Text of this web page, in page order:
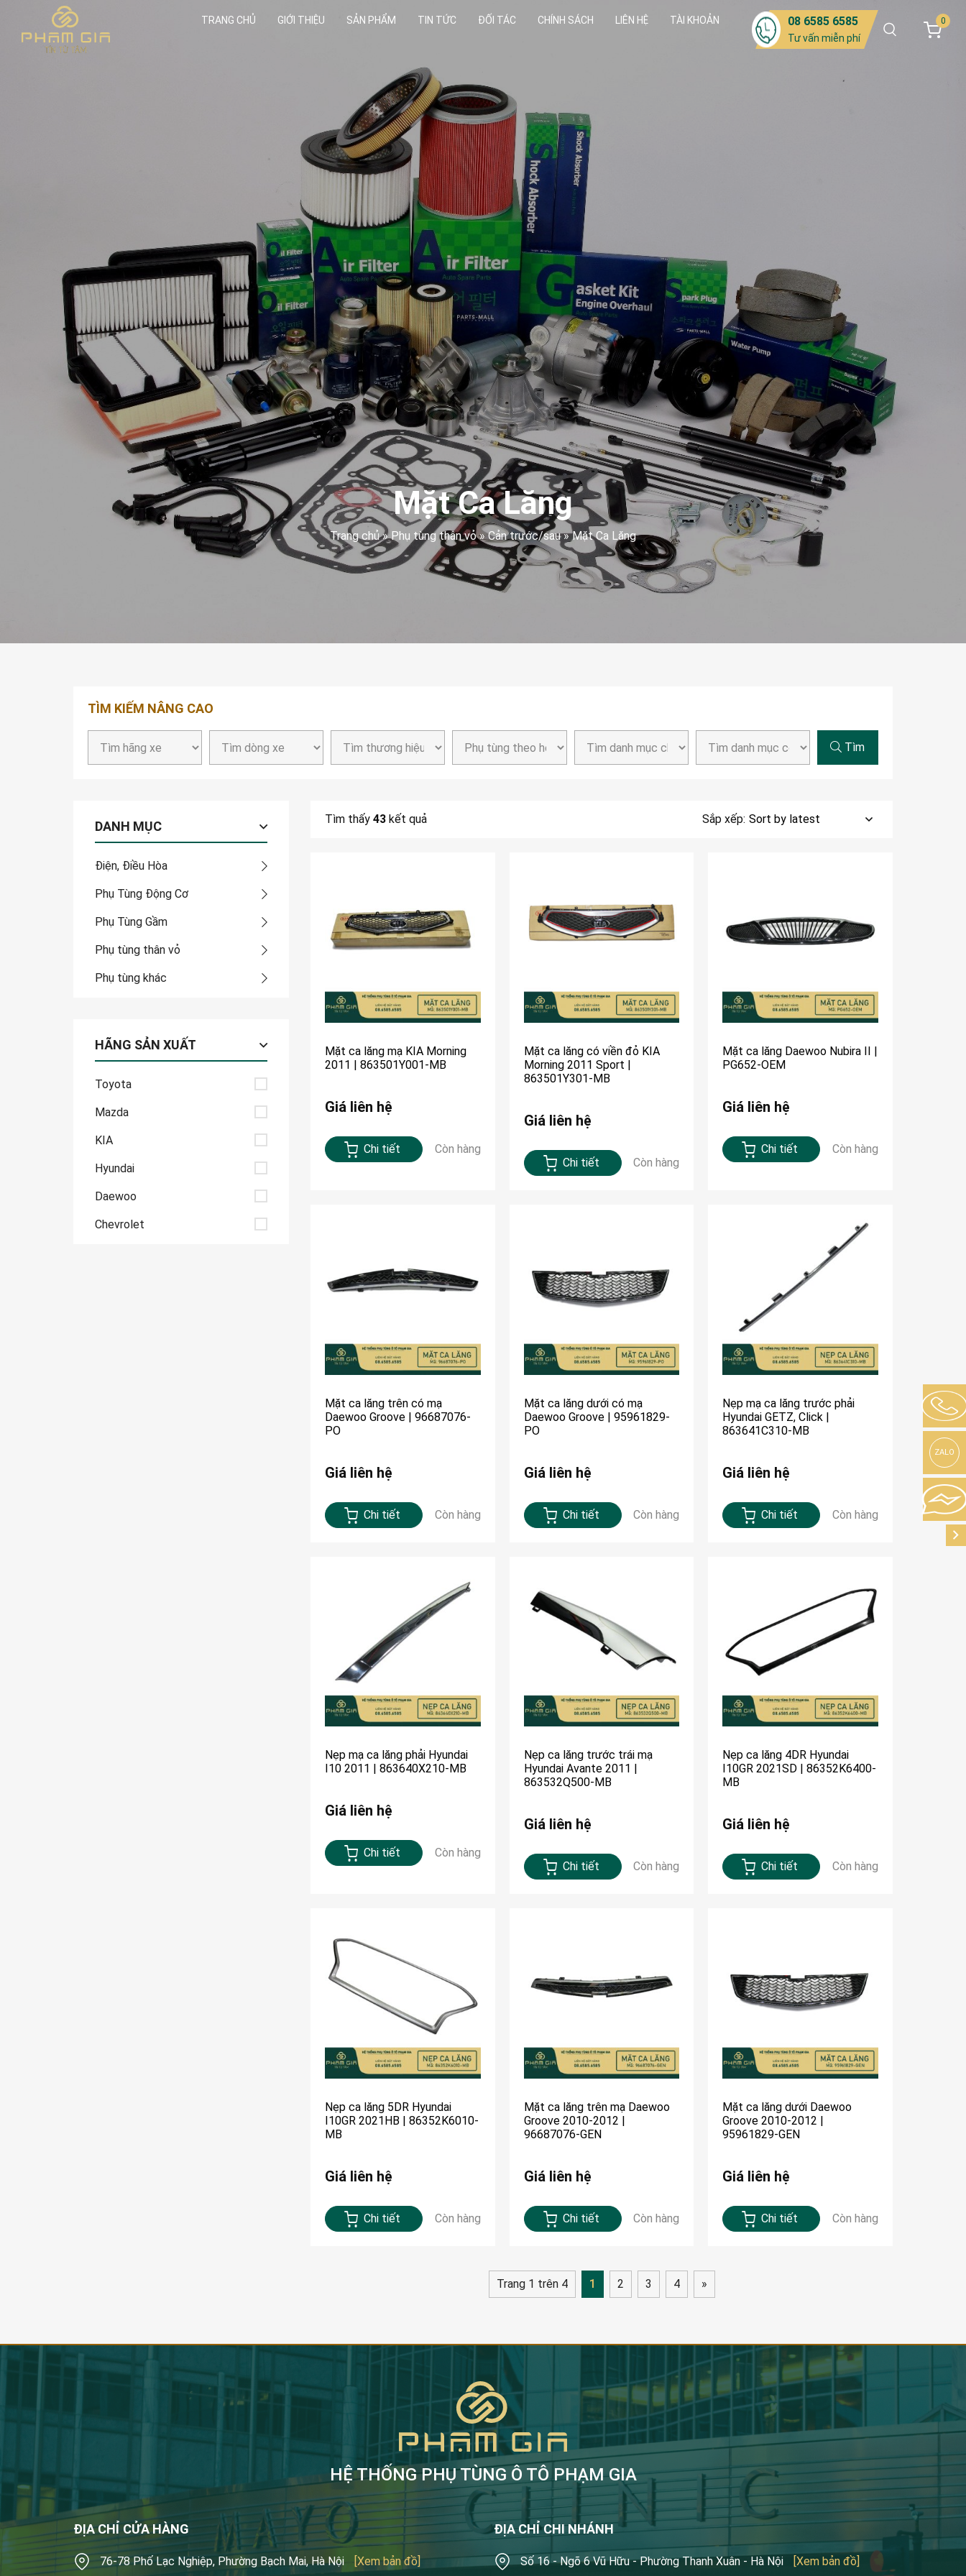
TRANG CHỦ GIỚI THIỆU SẢN PHẨM TIN TỨC ĐỐI TÁC CHÍNH SÁCH LIÊN HỆ TÀI KHOẢN 08 6585 6585
Tư vấn miễn phí
0
Mặt Ca Lăng
Trang chủ » Phụ tùng thân vỏ » Cản trước/sau » Mặt Ca Lăng
TÌM KIẾM NÂNG CAO
Tìm
DANH MỤC
Điện, Điều Hòa
Phụ Tùng Động Cơ
Phụ Tùng Gầm
Phụ tùng thân vỏ
Phụ tùng khác
HÃNG SẢN XUẤT
Toyota
Mazda
KIA
Hyundai
Daewoo
Chevrolet
Tìm thấy 43 kết quả Sắp xếp:
Mặt ca lăng mạ KIA Morning
2011 | 863501Y001-MB
Giá liên hệ
Chi tiết Còn hàng
Mặt ca lăng có viền đỏ KIA
Morning 2011 Sport |
863501Y301-MB
Giá liên hệ
Chi tiết Còn hàng
Mặt ca lăng Daewoo Nubira II |
PG652-OEM
Giá liên hệ
Chi tiết Còn hàng
Mặt ca lăng trên có mạ
Daewoo Groove | 96687076-
PO
Giá liên hệ
Chi tiết Còn hàng
Mặt ca lăng dưới có mạ
Daewoo Groove | 95961829-
PO
Giá liên hệ
Chi tiết Còn hàng
Nẹp mạ ca lăng trước phải
Hyundai GETZ, Click |
863641C310-MB
Giá liên hệ
Chi tiết Còn hàng
Nẹp mạ ca lăng phải Hyundai
I10 2011 | 863640X210-MB
Giá liên hệ
Chi tiết Còn hàng
Nẹp ca lăng trước trái mạ
Hyundai Avante 2011 |
863532Q500-MB
Giá liên hệ
Chi tiết Còn hàng
Nẹp ca lăng 4DR Hyundai
I10GR 2021SD | 86352K6400-
MB
Giá liên hệ
Chi tiết Còn hàng
Nẹp ca lăng 5DR Hyundai
I10GR 2021HB | 86352K6010-
MB
Giá liên hệ
Chi tiết Còn hàng
Mặt ca lăng trên mạ Daewoo
Groove 2010-2012 |
96687076-GEN
Giá liên hệ
Chi tiết Còn hàng
Mặt ca lăng dưới Daewoo
Groove 2010-2012 |
95961829-GEN
Giá liên hệ
Chi tiết Còn hàng
Trang 1 trên 4 1 2 3 4 »
HỆ THỐNG PHỤ TÙNG Ô TÔ PHẠM GIA
ĐỊA CHỈ CỬA HÀNG
76-78 Phố Lạc Nghiệp, Phường Bạch Mai, Hà Nội [Xem bản đồ]
ĐỊA CHỈ CHI NHÁNH
Số 16 - Ngõ 6 Vũ Hữu - Phường Thanh Xuân - Hà Nội [Xem bản đồ]
ZALO